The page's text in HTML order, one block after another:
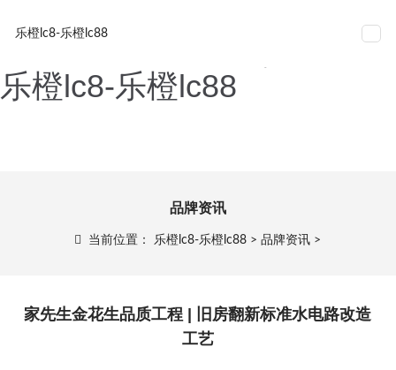
家先生金花生品质工程 | 旧
房翻新标准水电路改造工艺-
乐橙lc8-乐橙lc88
乐橙lc8-乐橙lc88
品牌资讯
当前位置： 乐橙lc8-乐橙lc88 >品牌资讯 >
家先生金花生品质工程 | 旧房翻新标准水电路改造
工艺